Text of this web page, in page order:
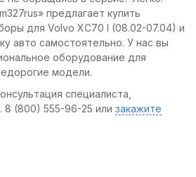
предлагает купить
для Volvo XC70 I (08.02-07.04) и
авто самостоятельно. У нас вы
оборудование для
модели.
специалиста,
8 (800) 555-96-25 или закажите